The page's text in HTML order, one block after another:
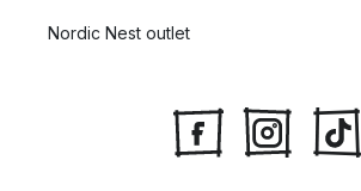
Nordic Nest outlet